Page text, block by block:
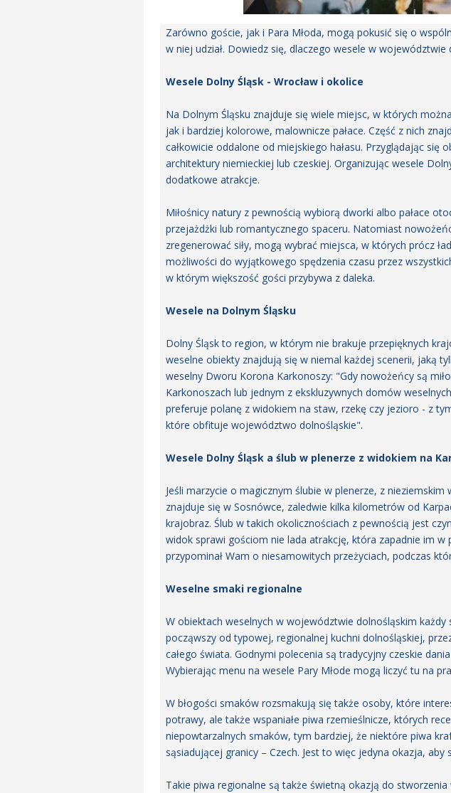
Zarówno goście, jak i Para Młoda, mogą pokusić się o
w niej udział. Dowiedz się, dlaczego wesele w
Wesele Dolny Śląsk - Wrocław i okolice
Na Dolnym Śląsku znajduje się wiele miejsc, w których
jak i bardziej kolorowe, malownicze pałace. Część z nich
całkowicie oddalone od miejskiego hałasu. Przyglądając
architektury niemieckiej lub czeskiej. Organizując wesele
dodatkowe atrakcje.
Miłośnicy natury z pewnością wybiorą dworki albo pałace
przejażdżki lub romantycznego spaceru. Natomiast
zregenerować siły, mogą wybrać miejsca, w których prócz
możliwości do wyjątkowego spędzenia czasu przez
w którym większość gości przybywa z daleka.
Wesele na Dolnym Śląsku
Dolny Śląsk to region, w którym nie brakuje przepięknych
weselne obiekty znajdują się w niemal każdej scenerii, jaką
weselny Dworu Korona Karkonoszy: "Gdy nowożeńcy są
Karkonoszach lub jednym z ekskluzywnych domów
preferuje polanę z widokiem na staw, rzekę czy jezioro - z
które obfituje województwo dolnośląskie".
Wesele Dolny Śląsk a ślub w plenerze z widokiem na
Jeśli marzycie o magicznym ślubie w plenerze, z
znajduje się w Sosnówce, zaledwie kilka kilometrów od
krajobraz. Ślub w takich okolicznościach z pewnością jest
widok sprawi gościom nie lada atrakcję, która zapadnie im
przypominał Wam o niesamowitych przeżyciach, podczas
Weselne smaki regionalne
W obiektach weselnych w województwie dolnośląskim
począwszy od typowej, regionalnej kuchni dolnośląskiej,
całego świata. Godnymi polecenia są tradycyjny czeskie
Wybierając menu na wesele Pary Młode mogą liczyć tu na
W błogości smaków rozsmakują się także osoby, które
potrawy, ale także wspaniałe piwa rzemieślnicze, których
niepowtarzalnych smaków, tym bardziej, że niektóre piwa
sąsiadującej granicy – Czech. Jest to więc jedyna okazja,
Takie piwa regionalne są także świetną okazją do